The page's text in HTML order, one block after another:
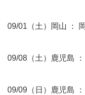
09/01（土）岡山 ：
09/08（土）鹿児島
09/09（日）鹿児島